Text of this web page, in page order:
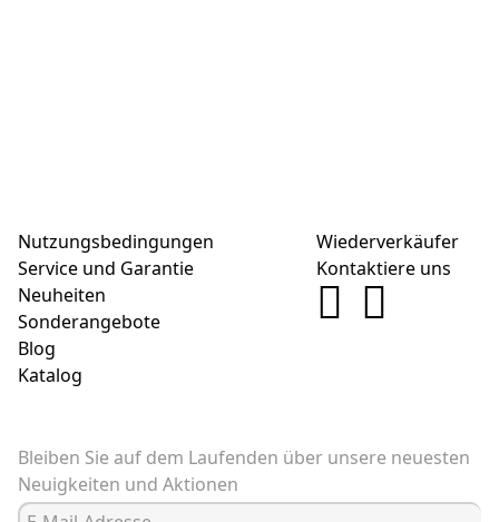
Nutzungsbedingungen
Service und Garantie
Neuheiten
Sonderangebote
Blog
Katalog
Wiederverkäufer
Kontaktiere uns
Bleiben Sie auf dem Laufenden über unsere neuesten
Neuigkeiten und Aktionen